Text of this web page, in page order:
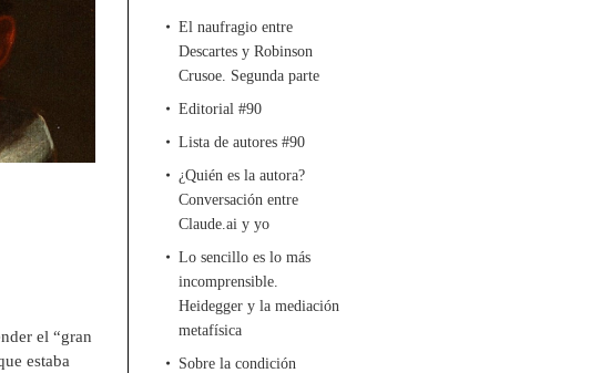
el “gran
estaba
El naufragio entre
Descartes y Robinson
Crusoe. Segunda parte
Editorial #90
Lista de autores #90
¿Quién es la autora?
Conversación entre
Claude.ai y yo
Lo sencillo es lo más
incomprensible.
Heidegger y la mediación
metafísica
Sobre la condición